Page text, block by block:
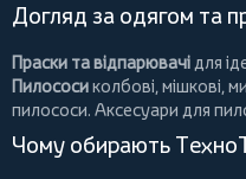
Догляд за одягом та
Праски та відпарювачідля
Пилососиколбові,мішкові,
пилососи. Аксесуари для
Чому обирають